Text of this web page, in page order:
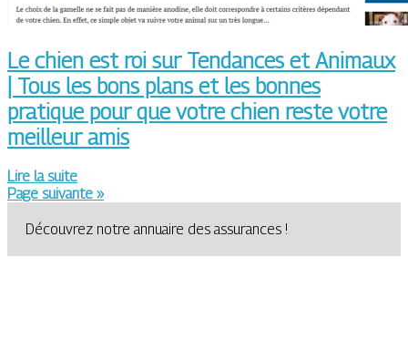
Le chien est roi sur Tendances et Animaux
| Tous les bons plans et les bonnes
pratique pour que votre chien reste votre
meilleur amis
Lire la suite
Page suivante »
Découvrez notre annuaire des assurances !